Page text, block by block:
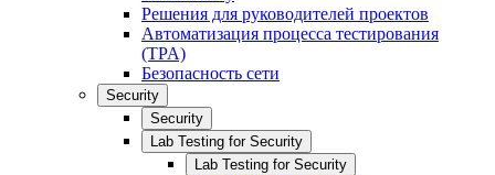
Решения для руководителей проектов
Автоматизация процесса тестирования
(TPA)
Безопасность сети
Security
Security
Lab Testing for Security
Lab Testing for Security